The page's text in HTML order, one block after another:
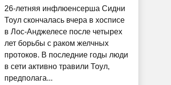
26-летняя инфлюенсерша Сидни
Тоул скончалась вчера в хосписе
в Лос-Анджелесе после четырех
лет борьбы с раком желчных
протоков. В последние годы люди
в сети активно травили Тоул,
предполага...